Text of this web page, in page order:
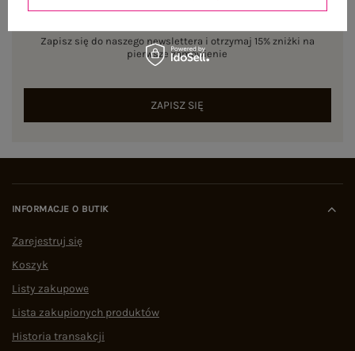
NEWSLETTER
Zapisz się do naszego newslettera i otrzymaj 15% zniżki na
pierwsze zamówienie
ZAPISZ SIĘ
INFORMACJE O BUTIK
Zarejestruj się
Koszyk
Listy zakupowe
Lista zakupionych produktów
Historia transakcji